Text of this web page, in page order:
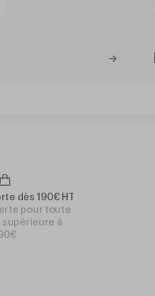
dès 190€ HT
pour toute
supérieure à